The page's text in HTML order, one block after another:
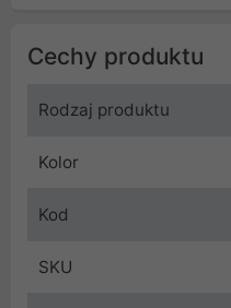
Cechy produktu
Rodzaj produktu
Kolor
Kod
SKU